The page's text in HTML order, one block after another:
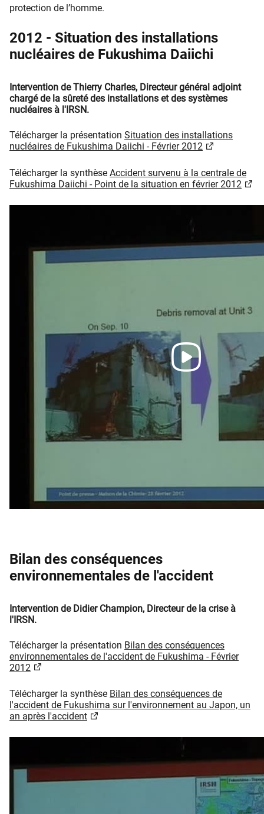
protection de l’homme.
2012 - Situation des installations
nucléaires de Fukushima Daiichi
Intervention de Thierry Charles, Directeur général adjoint
chargé de la sûreté des installations et des systèmes
nucléaires à l'IRSN.
Télécharger la présentation Situation des installations
nucléaires de Fukushima Daiichi - Février 2012
Télécharger la synthèse Accident survenu à la centrale de
Fukushima Daiichi - Point de la situation en février 2012
Bilan des conséquences
environnementales de l'accident
Intervention de Didier Champion, Directeur de la crise à
l'IRSN.
Télécharger la présentation Bilan des conséquences
environnementales de l'accident de Fukushima - Février
2012
Télécharger la synthèse Bilan des conséquences de
l'accident de Fukushima sur l'environnement au Japon, un
an après l'accident